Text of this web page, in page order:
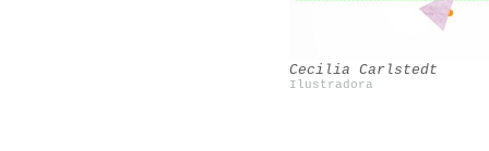
Cecilia Carlstedt
Ilustradora